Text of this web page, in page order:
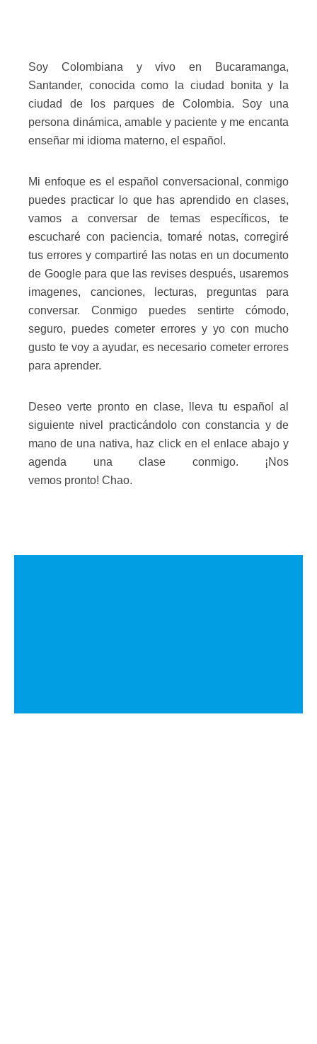
Soy Colombiana y vivo en Bucaramanga,
Santander, conocida como la ciudad bonita y la
ciudad de los parques de Colombia. Soy una
persona dinámica, amable y paciente y me encanta
enseñar mi idioma materno, el español.
Mi enfoque es el español conversacional, conmigo
puedes practicar lo que has aprendido en clases,
vamos a conversar de temas específicos, te
escucharé con paciencia, tomaré notas, corregiré
tus errores y compartiré las notas en un documento
de Google para que las revises después, usaremos
imagenes, canciones, lecturas, preguntas para
conversar. Conmigo puedes sentirte cómodo,
seguro, puedes cometer errores y yo con mucho
gusto te voy a ayudar, es necesario cometer errores
para aprender.
Deseo verte pronto en clase, lleva tu español al
siguiente nivel practicándolo con constancia y de
mano de una nativa, haz click en el enlace abajo y
agenda una clase conmigo. ¡Nos
vemos pronto! Chao.